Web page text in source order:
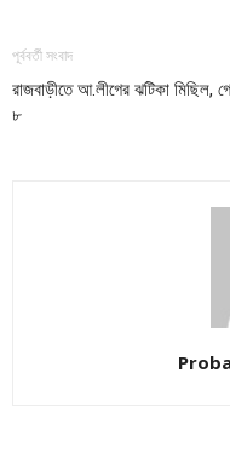
পূর্ববর্তী সংবাদ
রাজবাড়ীতে আ.লীগের ঝটিকা মিছিল,
৮